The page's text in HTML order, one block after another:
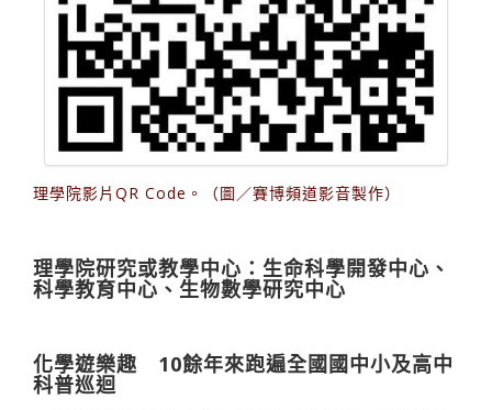
理學院影片QR Code。（圖／賽博頻道影音製作）
理學院研究或教學中心：生命科學開發中心、
科學教育中心、生物數學研究中心
化學遊樂趣 10餘年來跑遍全國國中小及高中
科普巡迴